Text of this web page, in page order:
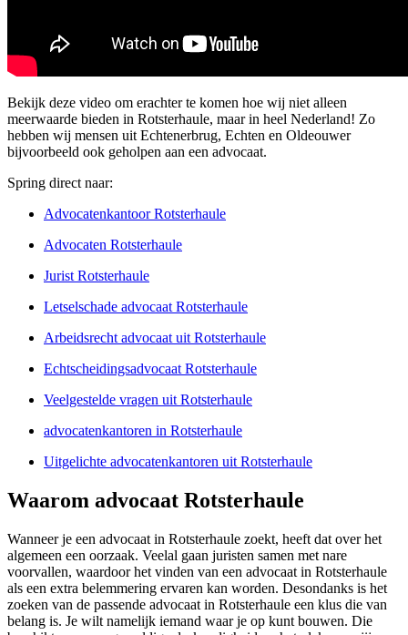
Bekijk deze video om erachter te komen hoe wij niet alleen
meerwaarde bieden in Rotsterhaule, maar in heel Nederland! Zo
hebben wij mensen uit Echtenerbrug, Echten en Oldeouwer
bijvoorbeeld ook geholpen aan een advocaat.
Spring direct naar:
Advocatenkantoor Rotsterhaule
Advocaten Rotsterhaule
Jurist Rotsterhaule
Letselschade advocaat Rotsterhaule
Arbeidsrecht advocaat uit Rotsterhaule
Echtscheidingsadvocaat Rotsterhaule
Veelgestelde vragen uit Rotsterhaule
advocatenkantoren in Rotsterhaule
Uitgelichte advocatenkantoren uit Rotsterhaule
Waarom advocaat Rotsterhaule
Wanneer je een advocaat in Rotsterhaule zoekt, heeft dat over het
algemeen een oorzaak. Veelal gaan juristen samen met nare
voorvallen, waardoor het vinden van een advocaat in Rotsterhaule
als een extra belemmering ervaren kan worden. Desondanks is het
zoeken van de passende advocaat in Rotsterhaule een klus die van
belang is. Je wilt namelijk iemand waar je op kunt bouwen. Die